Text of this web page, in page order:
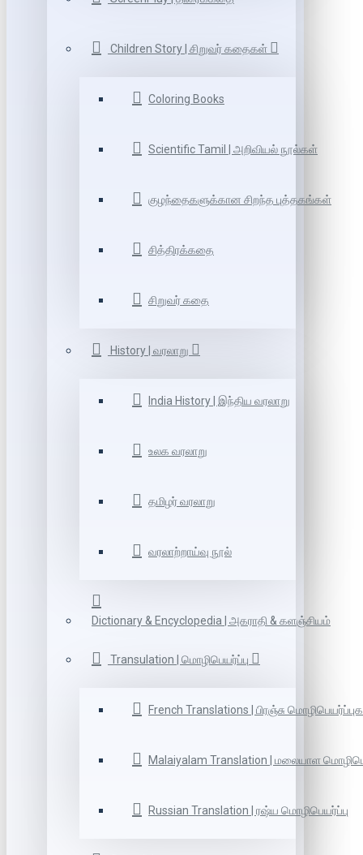
Children Story | சிறுவர் கதைகள்
Coloring Books
Scientific Tamil | அறிவியல் நூல்கள்
குழந்தைகளுக்கான சிறந்த புத்தகங்கள்
சித்திரக்கதை
சிறுவர் கதை
History | வரலாறு
India History | இந்திய வரலாறு
உலக வரலாறு
தமிழர் வரலாறு
வரலாற்றாய்வு நூல்
Dictionary & Encyclopedia | அகராதி & களஞ்சியம்
Transulation | மொழிபெயர்ப்பு
French Translations | பிரஞ்சு
Malaiyalam Translation | மலையாள
Russian Translation | ரஷ்ய மொழிபெயர்ப்பு